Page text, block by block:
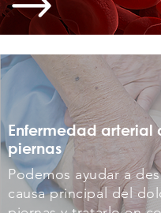
Enfermedad arterial
piernas
Podemos ayudar a
causa principal del